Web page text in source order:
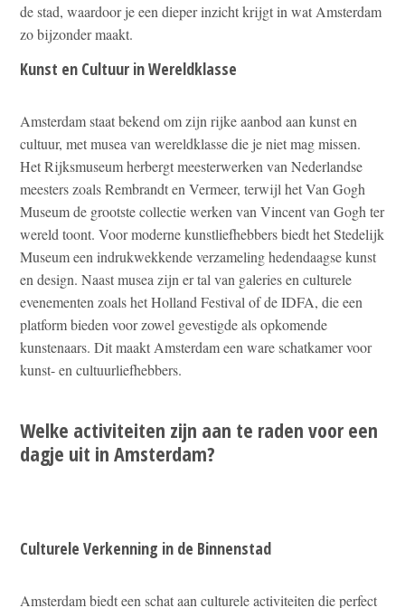
de stad, waardoor je een dieper inzicht krijgt in wat Amsterdam
zo bijzonder maakt.
Kunst en Cultuur in Wereldklasse
Amsterdam staat bekend om zijn rijke aanbod aan kunst en
cultuur, met musea van wereldklasse die je niet mag missen.
Het Rijksmuseum herbergt meesterwerken van Nederlandse
meesters zoals Rembrandt en Vermeer, terwijl het Van Gogh
Museum de grootste collectie werken van Vincent van Gogh ter
wereld toont. Voor moderne kunstliefhebbers biedt het Stedelijk
Museum een indrukwekkende verzameling hedendaagse kunst
en design. Naast musea zijn er tal van galeries en culturele
evenementen zoals het Holland Festival of de IDFA, die een
platform bieden voor zowel gevestigde als opkomende
kunstenaars. Dit maakt Amsterdam een ware schatkamer voor
kunst- en cultuurliefhebbers.
Welke activiteiten zijn aan te raden voor een
dagje uit in Amsterdam?
Culturele Verkenning in de Binnenstad
Amsterdam biedt een schat aan culturele activiteiten die perfect